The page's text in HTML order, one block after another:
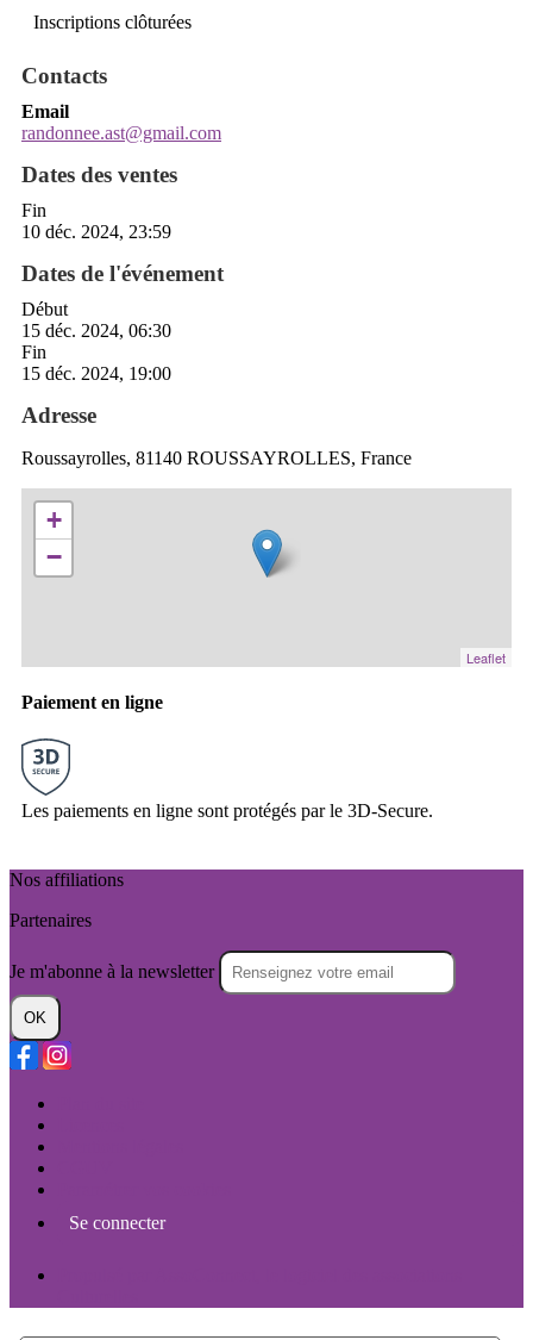
Inscriptions clôturées
Contacts
Email
randonnee.ast@gmail.com
Dates des ventes
Fin
10 déc. 2024, 23:59
Dates de l'événement
Début
15 déc. 2024, 06:30
Fin
15 déc. 2024, 19:00
Adresse
Roussayrolles, 81140 ROUSSAYROLLES, France
+
−
Leaflet
Paiement en ligne
Les paiements en ligne sont protégés par le 3D-Secure.
Nos affiliations
Partenaires
Je m'abonne à la newsletter
OK
Se connecter